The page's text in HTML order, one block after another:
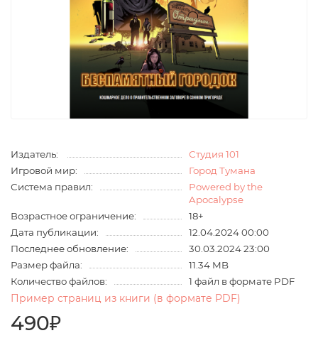
Издатель:
Студия 101
Игровой мир:
Город Тумана
Система правил:
Powered by the
Apocalypse
Возрастное ограничение:
18+
Дата публикации:
12.04.2024 00:00
Последнее обновление:
30.03.2024 23:00
Размер файла:
11.34 MB
Количество файлов:
1 файл в формате PDF
Пример страниц из книги (в формате PDF)
490₽